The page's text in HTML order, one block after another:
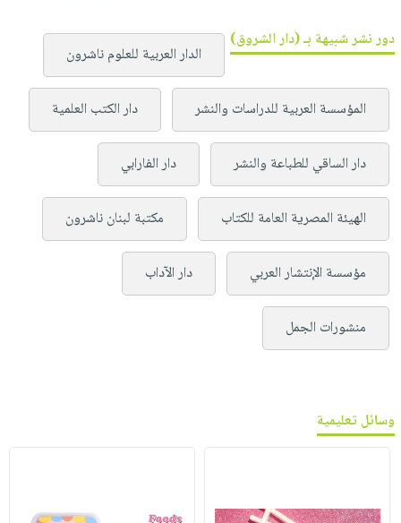
دور نشر شبيهة بـ (دار الشروق)
الدار العربية للعلوم ناشرون
المؤسسة العربية للدراسات والنشر دار الكتب العلمية
دار الساقي للطباعة والنشر دار الفارابي
الهيئة المصرية العامة للكتاب مكتبة لبنان ناشرون
مؤسسة الإنتشار العربي دار الآداب
منشورات الجمل
وسائل تعليمية